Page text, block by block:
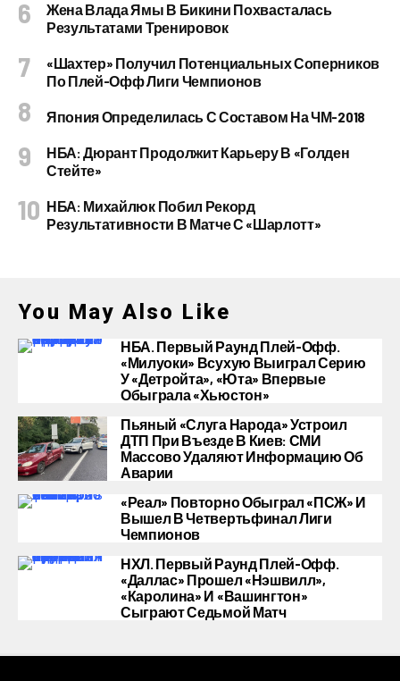
Жена Влада Ямы В Бикини Похвасталась
Результатами Тренировок
«Шахтер» Получил Потенциальных Соперников
По Плей-Офф Лиги Чемпионов
Япония Определилась С Составом На ЧМ-2018
НБА: Дюрант Продолжит Карьеру В «Голден
Стейте»
НБА: Михайлюк Побил Рекорд
Результативности В Матче С «Шарлотт»
You May Also Like
НБА. Первый Раунд Плей-Офф.
«Милуоки» Всухую Выиграл Серию
У «Детройта», «Юта» Впервые
Обыграла «Хьюстон»
Пьяный «слуга Народа» Устроил
ДТП При Въезде В Киев: СМИ
Массово Удаляют Информацию Об
Аварии
«Реал» Повторно Обыграл «ПСЖ» И
Вышел В Четвертьфинал Лиги
Чемпионов
НХЛ. Первый Раунд Плей-Офф.
«Даллас» Прошел «Нэшвилл»,
«Каролина» И «Вашингтон»
Сыграют Седьмой Матч